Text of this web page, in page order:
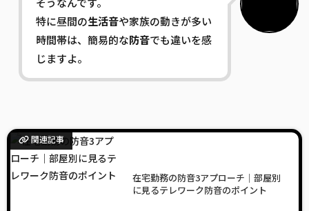
特に昼間の生活音や家族の動きが多い
時間帯は、簡易的な防音でも違いを感
じますよ。
関連記事
在宅勤務の防音3アプローチ｜部屋別
に見るテレワーク防音のポイント